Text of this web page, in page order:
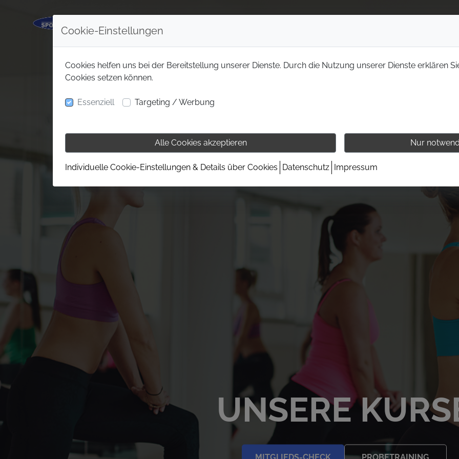
UNSERE
MITGLIEDS-CHECK PROBETRAINING
Cookie-Einstellungen
Cookies helfen uns bei der Bereitstellung unserer Dienste. Durch die Nutzung unserer Dienste erklären
Cookies setzen können.
Essenziell Targeting / Werbung
Alle Cookies akzeptieren Nur
Individuelle Cookie-Einstellungen & Details über Cookies Datenschutz Impressum